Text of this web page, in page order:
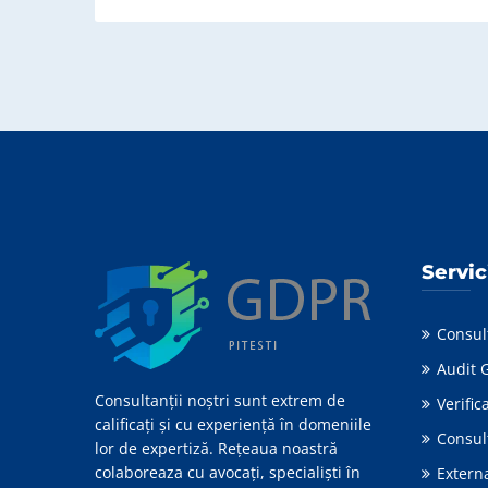
Consultanții noștri sunt extrem de
calificați și cu experiență în domeniile
lor de expertiză. Rețeaua noastră
colaboreaza cu avocați, specialiști în
Audit